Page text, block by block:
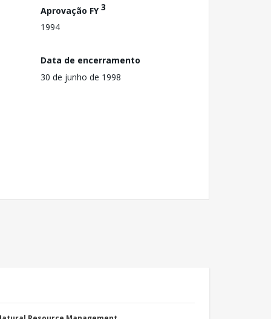
Aprovação FY3
1994
Data de encerramento
30 de junho de 1998